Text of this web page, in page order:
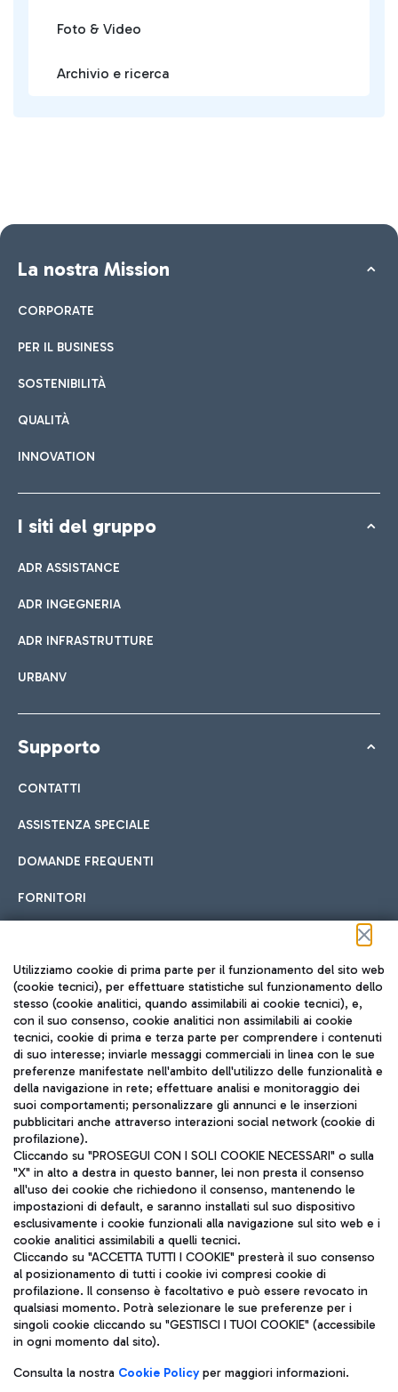
Foto & Video
Archivio e ricerca
La nostra Mission
CORPORATE
PER IL BUSINESS
SOSTENIBILITÀ
QUALITÀ
INNOVATION
I siti del gruppo
ADR ASSISTANCE
ADR INGEGNERIA
ADR INFRASTRUTTURE
URBANV
Supporto
CONTATTI
ASSISTENZA SPECIALE
DOMANDE FREQUENTI
FORNITORI
Seguici sui social
TRAVEL JOURNAL
ITA
Aeroporti di Roma S.p.A. - Società soggetta a direzione e
coordinamento di Mundys S.p.A.
Codice fiscale e Registro delle Imprese di Roma 13032990155 P.
IVA 06572251004
Capitale sociale 62.224.743,00 int. vers.
Sede legale: Via Pier Paolo Racchetti 1 - 00054 Fiumicino (RM)
telefono +39 06 65951
Privacy policy
Note legali
Utilizziamo cookie di prima parte per il funzionamento del sito web
(cookie tecnici), per effettuare statistiche sul funzionamento dello
stesso (cookie analitici, quando assimilabili ai cookie tecnici), e,
con il suo consenso, cookie analitici non assimilabili ai cookie
tecnici, cookie di prima e terza parte per comprendere i contenuti
di suo interesse; inviarle messaggi commerciali in linea con le sue
preferenze manifestate nell'ambito dell'utilizzo delle funzionalità e
della navigazione in rete; effettuare analisi e monitoraggio dei
suoi comportamenti; personalizzare gli annunci e le inserzioni
pubblicitari anche attraverso interazioni social network (cookie di
profilazione).
Cliccando su "PROSEGUI CON I SOLI COOKIE NECESSARI" o sulla
"X" in alto a destra in questo banner, lei non presta il consenso
all'uso dei cookie che richiedono il consenso, mantenendo le
impostazioni di default, e saranno installati sul suo dispositivo
esclusivamente i cookie funzionali alla navigazione sul sito web e i
cookie analitici assimilabili a quelli tecnici.
Cliccando su "ACCETTA TUTTI I COOKIE" presterà il suo consenso
al posizionamento di tutti i cookie ivi compresi cookie di
profilazione. Il consenso è facoltativo e può essere revocato in
qualsiasi momento. Potrà selezionare le sue preferenze per i
singoli cookie cliccando su "GESTISCI I TUOI COOKIE" (accessibile
in ogni momento dal sito).
Consulta la nostra Cookie Policyper maggiori informazioni.